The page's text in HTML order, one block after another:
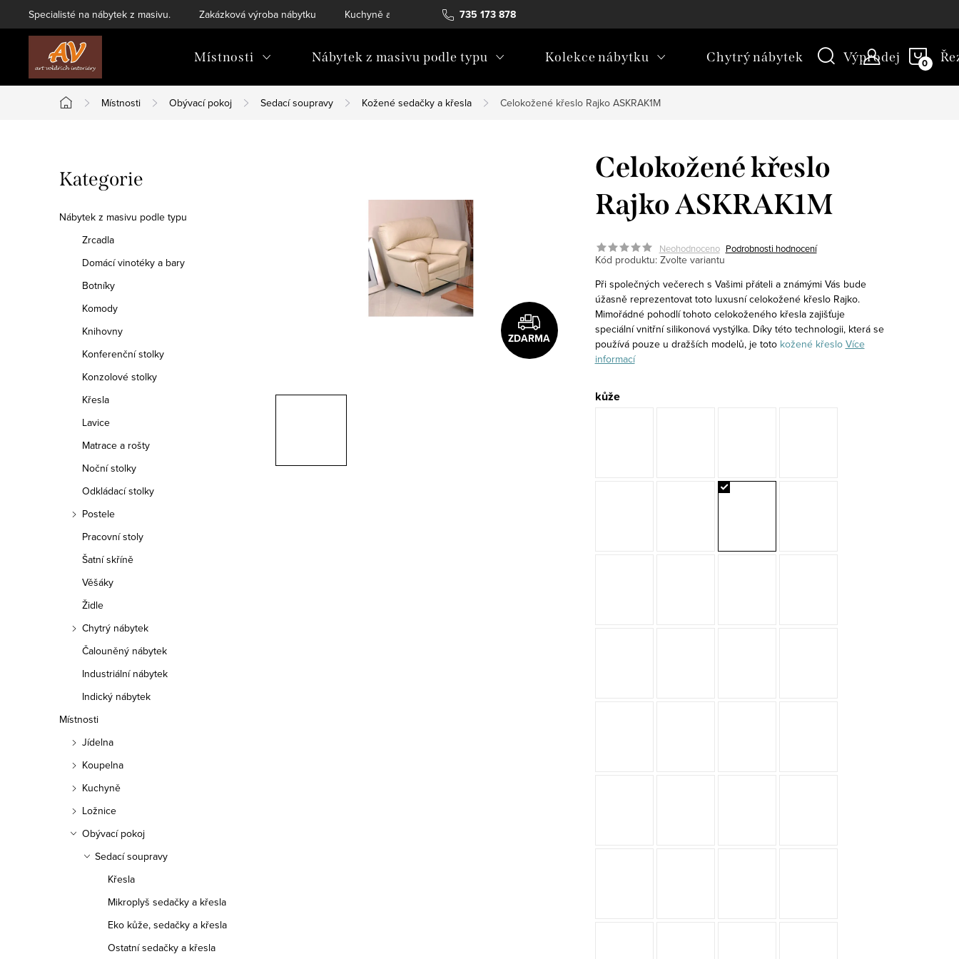
na
735 173 878
Specialisté na nábytek z masivu. Zakázková výroba nábytku Kuchyně a vestavný nábytek Katalogy ke stažení
Místnosti Nábytek z masivu podle typu Kolekce nábytku Chytrý nábytek Výprodej
Domů
Místnosti Obývací pokoj Sedací soupravy Kožené sedačky a křesla Celokožené křeslo Rajko ASKRAK1M
o
s
Přeskočit
kategorie
Kategorie
Nábytek z masivu podle typu
Zrcadla
Domácí vinotéky a bary
Botníky
Komody
Knihovny
Konferenční stolky
Konzolové stolky
Křesla
Lavice
Matrace a rošty
Noční stolky
Odkládací stolky
Postele
Pracovní stoly
Šatní skříně
Věšáky
Židle
Chytrý nábytek
Čalouněný nábytek
Industriální nábytek
Indický nábytek
Místnosti
Jídelna
Koupelna
Kuchyně
Ložnice
Obývací pokoj
Sedací soupravy
Křesla
Mikroplyš sedačky a křesla
Eko kůže, sedačky a křesla
Ostatní sedačky a křesla
ZDARMA
Celokožené křeslo
Rajko ASKRAK1M
Neohodnoceno Podrobnosti hodnocení
Kód produktu: Zvolte variantu
Při společných večerech s Vašimi přáteli a známými Vás bude
úžasně reprezentovat toto luxusní celokožené křeslo Rajko.
Mimořádné pohodlí tohoto celokoženého křesla zajišťuje
speciální vnitřní silikonová vystýlka. Díky této technologii, která se
používá pouze u dražších modelů, je toto kožené křeslo Více
informací
kůže